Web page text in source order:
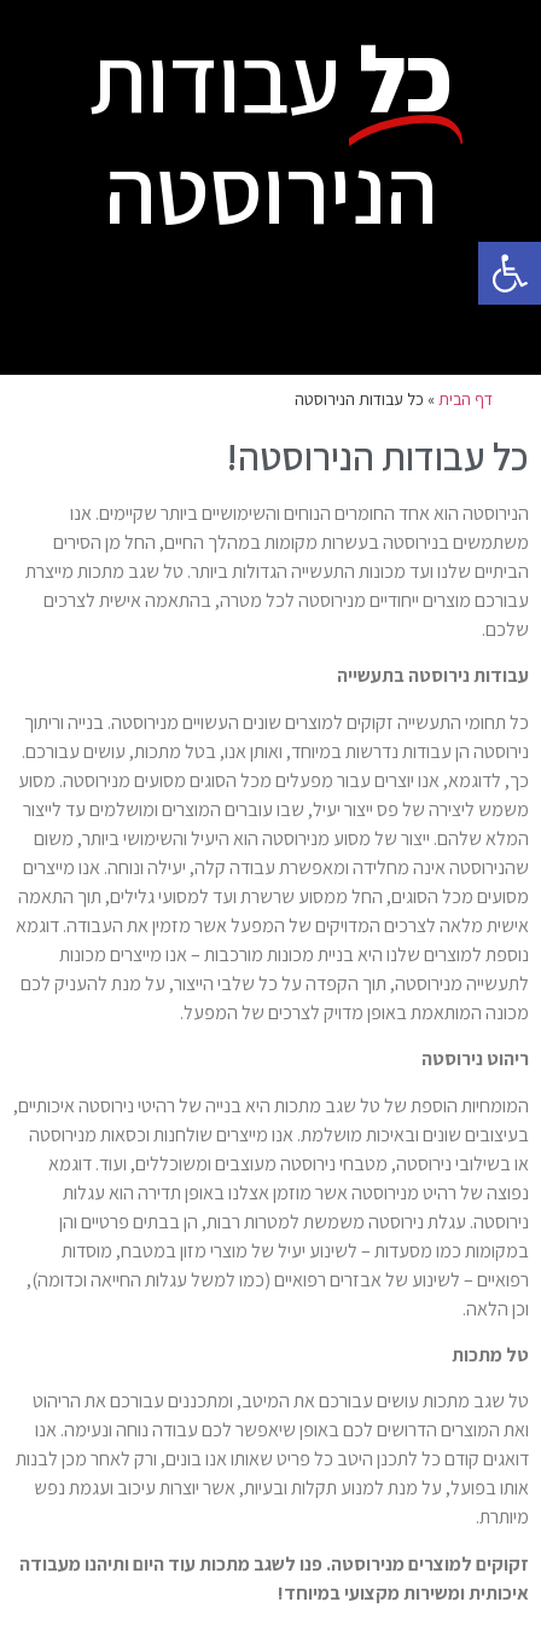
פתח סרגל נגישות
כל עבודות
הנירוסטה
דף הבית» כל עבודות הנירוסטה
כל עבודות הנירוסטה!
הנירוסטה הוא אחד החומרים הנוחים והשימושיים ביותר שקיימים. אנו
משתמשים בנירוסטה בעשרות מקומות במהלך החיים, החל מן הסירים
הביתיים שלנו ועד מכונות התעשייה הגדולות ביותר. טל שגב מתכות מייצרת
עבורכם מוצרים ייחודיים מנירוסטה לכל מטרה, בהתאמה אישית לצרכים
שלכם.
עבודות נירוסטה בתעשייה
כל תחומי התעשייה זקוקים למוצרים שונים העשויים מנירוסטה. בנייה וריתוך
נירוסטה הן עבודות נדרשות במיוחד, ואותן אנו, בטל מתכות, עושים עבורכם.
כך, לדוגמא, אנו יוצרים עבור מפעלים מכל הסוגים מסועים מנירוסטה. מסוע
משמש ליצירה של פס ייצור יעיל, שבו עוברים המוצרים ומושלמים עד לייצור
המלא שלהם. ייצור של מסוע מנירוסטה הוא היעיל והשימושי ביותר, משום
שהנירוסטה אינה מחלידה ומאפשרת עבודה קלה, יעילה ונוחה. אנו מייצרים
מסועים מכל הסוגים, החל ממסוע שרשרת ועד למסועי גלילים, תוך התאמה
אישית מלאה לצרכים המדויקים של המפעל אשר מזמין את העבודה. דוגמא
נוספת למוצרים שלנו היא בניית מכונות מורכבות – אנו מייצרים מכונות
לתעשייה מנירוסטה, תוך הקפדה על כל שלבי הייצור, על מנת להעניק לכם
מכונה המותאמת באופן מדויק לצרכים של המפעל.
ריהוט נירוסטה
המומחיות הוספת של טל שגב מתכות היא בנייה של רהיטי נירוסטה איכותיים,
בעיצובים שונים ובאיכות מושלמת. אנו מייצרים שולחנות וכסאות מנירוסטה
או בשילובי נירוסטה, מטבחי נירוסטה מעוצבים ומשוכללים, ועוד. דוגמא
נפוצה של רהיט מנירוסטה אשר מוזמן אצלנו באופן תדירה הוא עגלות
נירוסטה. עגלת נירוסטה משמשת למטרות רבות, הן בבתים פרטיים והן
במקומות כמו מסעדות – לשינוע יעיל של מוצרי מזון במטבח, מוסדות
רפואיים – לשינוע של אבזרים רפואיים (כמו למשל עגלות החייאה וכדומה),
וכן הלאה.
טל מתכות
טל שגב מתכות עושים עבורכם את המיטב, ומתכננים עבורכם את הריהוט
ואת המוצרים הדרושים לכם באופן שיאפשר לכם עבודה נוחה ונעימה. אנו
דואגים קודם כל לתכנן היטב כל פריט שאותו אנו בונים, ורק לאחר מכן לבנות
אותו בפועל, על מנת למנוע תקלות ובעיות, אשר יוצרות עיכוב ועגמת נפש
מיותרת.
זקוקים למוצרים מנירוסטה. פנו לשגב מתכות עוד היום ותיהנו מעבודה
איכותית ומשירות מקצועי במיוחד!